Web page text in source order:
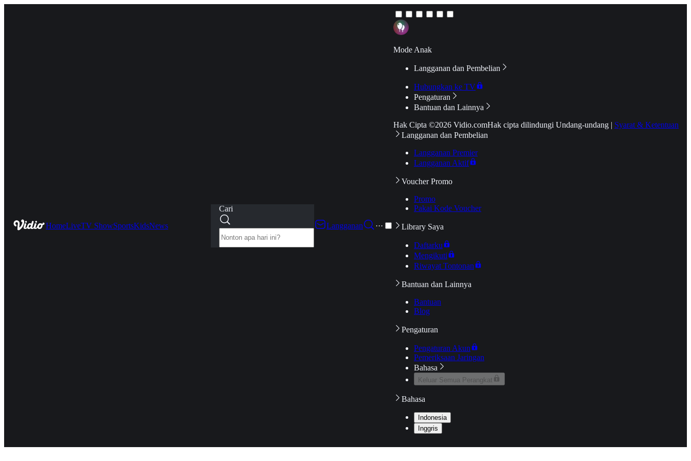
HomeLiveTV ShowSportsKidsNews
Cari
Langganan
···
Mode Anak
Langganan dan Pembelian
Hubungkan ke TV
Pengaturan
Bantuan dan Lainnya
Hak Cipta ©2026 Vidio.comHak cipta dilindungi Undang-undang | Syarat & Ketentuan
Langganan dan Pembelian
Langganan Premier
Langganan Aktif
Voucher Promo
Promo
Pakai Kode Voucher
Library Saya
Daftarku
Mengikuti
Riwayat Tontonan
Bantuan dan Lainnya
Bantuan
Blog
Pengaturan
Pengaturan Akun
Pemeriksaan Jaringan
Bahasa
Keluar Semua Perangkat
Bahasa
Indonesia
Inggris